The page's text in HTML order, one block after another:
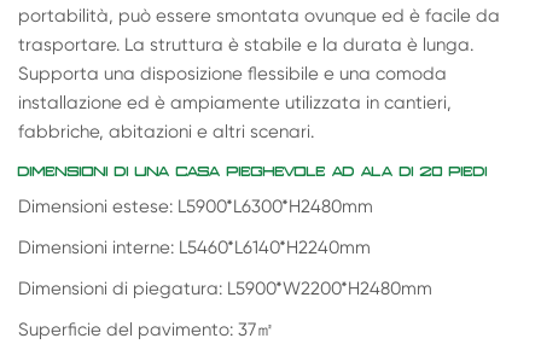
portabilità, può essere smontata ovunque ed è facile da
trasportare. La struttura è stabile e la durata è lunga.
Supporta una disposizione flessibile e una comoda
installazione ed è ampiamente utilizzata in cantieri,
fabbriche, abitazioni e altri scenari.
DIMENSIONI DI UNA CASA PIEGHEVOLE AD ALA DI 20 PIEDI
Dimensioni estese: L5900*L6300*H2480mm
Dimensioni interne: L5460*L6140*H2240mm
Dimensioni di piegatura: L5900*W2200*H2480mm
Superficie del pavimento: 37㎡